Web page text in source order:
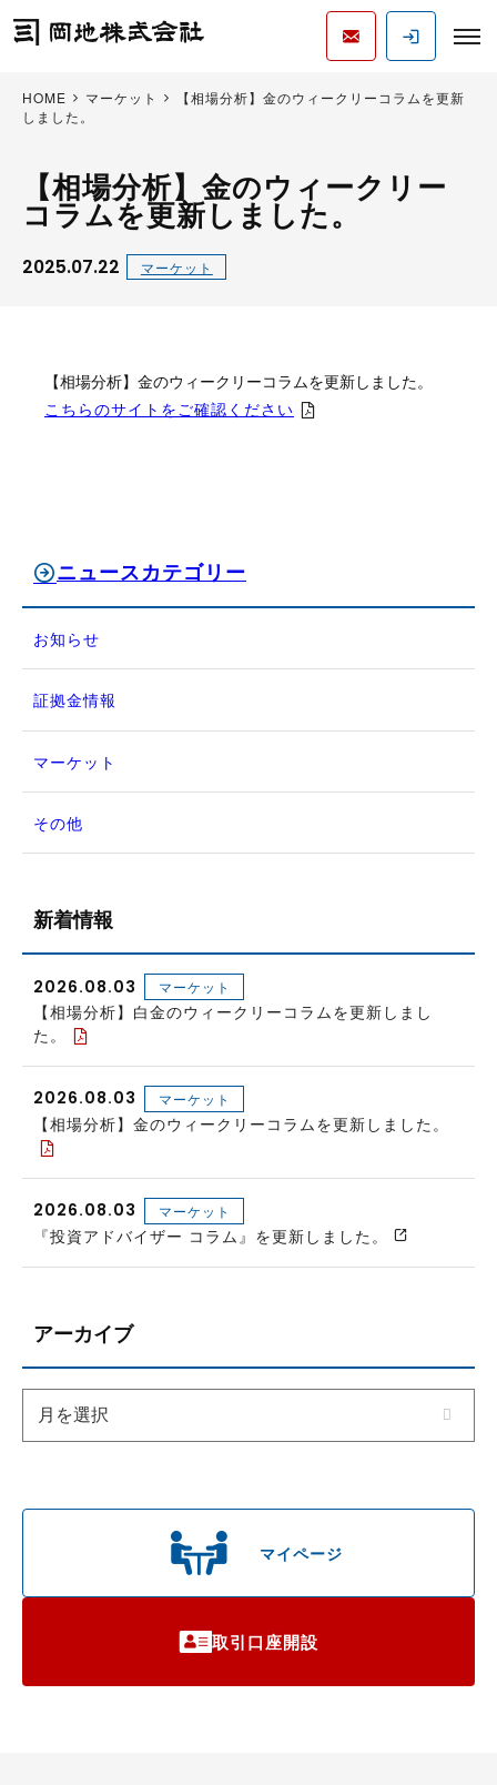
HOME マーケット
【相場分析】金のウィークリーコラムを更新
しました。
【相場分析】金のウィークリー
コラムを更新しました。
2025.07.22 マーケット
【相場分析】金のウィークリーコラムを更新しました。
こちらのサイトをご確認ください
マイページ
取引口座開設
ニュースカテゴリー
お知らせ
証拠金情報
マーケット
その他
新着情報
2026.08.03 マーケット
【相場分析】白金のウィークリーコラムを更新しまし
た。
2026.08.03 マーケット
【相場分析】金のウィークリーコラムを更新しました。
2026.08.03 マーケット
『投資アドバイザー コラム』を更新しました。
アーカイブ